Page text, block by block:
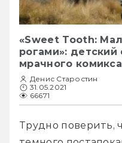
«Sweet Tooth:
рогами»: детский
мрачного комикса
Денис Старостин
31.05.2021
66671
Трудно поверить,